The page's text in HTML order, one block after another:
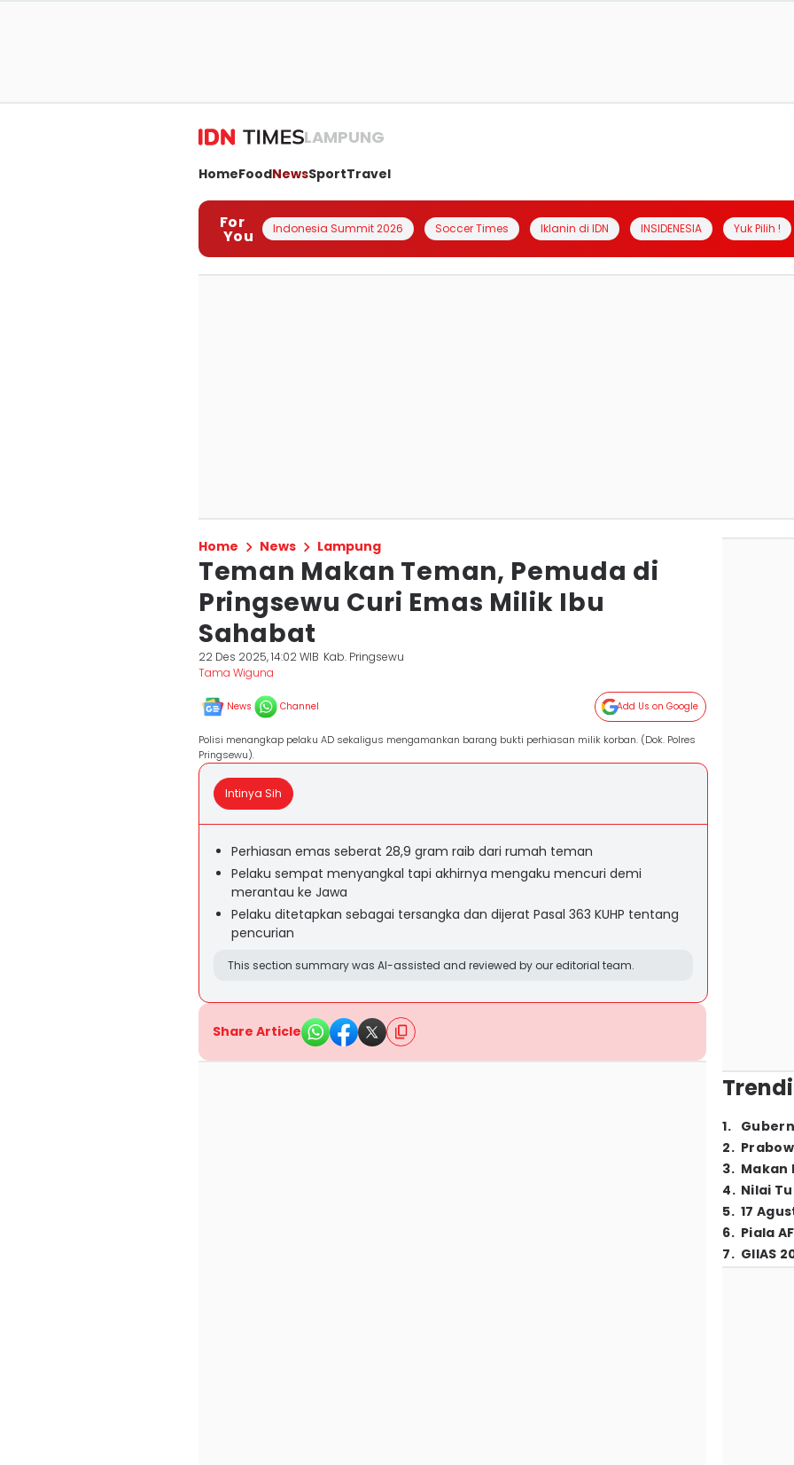
LAMPUNG
HomeFoodNewsSportTravel
For
You Indonesia Summit 2026 Soccer Times Iklanin di IDN INSIDENESIA Yuk Pilih !
Home News Lampung
Teman Makan Teman, Pemuda di
Pringsewu Curi Emas Milik Ibu
Sahabat
22 Des 2025, 14:02 WIB Kab. Pringsewu
Tama Wiguna
News Channel Add Us on Google
Polisi menangkap pelaku AD sekaligus mengamankan barang bukti perhiasan milik korban. (Dok. Polres
Pringsewu).
Intinya Sih
Perhiasan emas seberat 28,9 gram raib dari rumah teman
Pelaku sempat menyangkal tapi akhirnya mengaku mencuri demi
merantau ke Jawa
Pelaku ditetapkan sebagai tersangka dan dijerat Pasal 363 KUHP tentang
pencurian
This section summary was AI-assisted and reviewed by our editorial team.
Share Article
1.
2.
3. Makan
4. Nilai
5. 17
6. Piala
7. GIIAS